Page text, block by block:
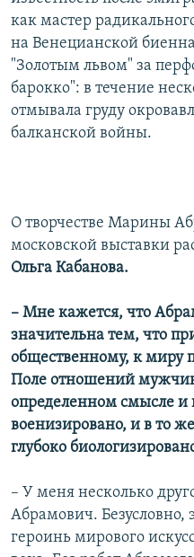
как мастер
на Венецианской
"Золотым львом" за
барокко": в течение
отмывала груду
балканской войны.
О творчестве Марины
московской выставки
Ольга Кабанова.
– Мне кажется, что
значительна тем, что
общественному, к миру
Поле отношений
определенном смысле и
военизировано, и в то
глубоко
– У меня несколько
Абрамович. Безусловно,
героинь мирового